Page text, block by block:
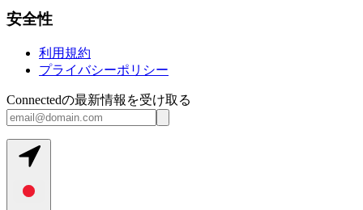
安全性
利用規約
プライバシーポリシー
Connectedの最新情報を受け取る